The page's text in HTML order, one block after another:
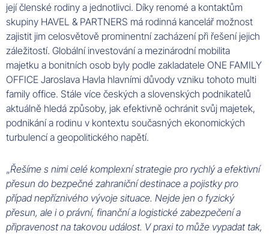
její členské rodiny a jednotlivci. Díky renomé a kontaktům
skupiny HAVEL & PARTNERS má rodinná kancelář možnost
zajistit jim celosvětově prominentní zacházení při řešení jejich
záležitostí. Globální investování a mezinárodní mobilita
majetku a bonitních osob byly podle zakladatele ONE FAMILY
OFFICE Jaroslava Havla hlavními důvody vzniku tohoto multi
family office. Stále více českých a slovenských podnikatelů
aktuálně hledá způsoby, jak efektivně ochránit svůj majetek,
podnikání a rodinu v kontextu současných ekonomických
turbulencí a geopolitického napětí.
„Řešíme s nimi celé komplexní strategie pro rychlý a efektivní
přesun do bezpečné zahraniční destinace a pojistky pro
případ nepříznivého vývoje situace. Nejde jen o fyzický
přesun, ale i o právní, finanční a logistické zabezpečení a
připravenost na takovou událost. V praxi to může vypadat tak,